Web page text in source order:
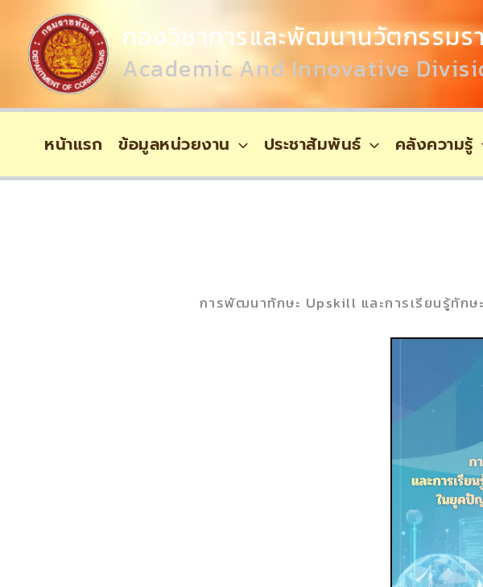
Content
Content
กองวิชาการและพัฒนานวัตกรรม
Academic And Innovative
หน้าแรก ข้อมูลหน่วยงาน ประชาสัมพันธ์ คลังความรู้
การพัฒนาทักษะ Upskill และการเรียนรู้ทั